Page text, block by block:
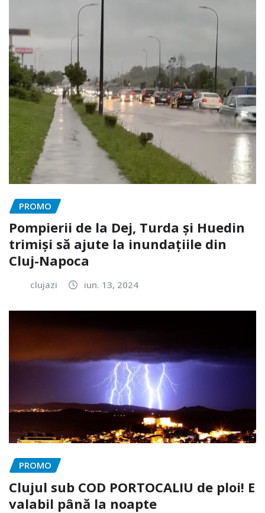
PROMO
Pompierii de la Dej, Turda și Huedin
trimiși să ajute la inundațiile din
Cluj-Napoca
clujazi iun. 13, 2024
PROMO
Clujul sub COD PORTOCALIU de ploi! E
valabil până la noapte